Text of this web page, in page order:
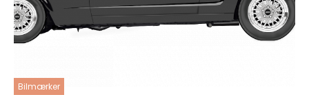
Bilmærker